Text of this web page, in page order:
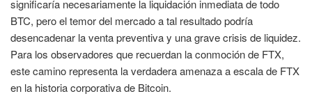
significaría necesariamente la liquidación inmediata de todo
BTC, pero el temor del mercado a tal resultado podría
desencadenar la venta preventiva y una grave crisis de liquidez.
Para los observadores que recuerdan la conmoción de FTX,
este camino representa la verdadera amenaza a escala de FTX
en la historia corporativa de Bitcoin.